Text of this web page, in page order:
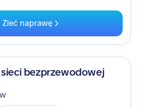
Zleć naprawę
bezprzewodowej